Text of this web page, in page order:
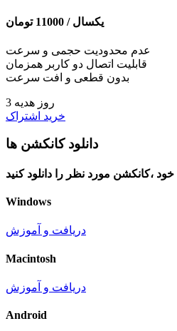
یکسال / 11000 تومان
عدم محدودیت حجمی و سرعت
قابلیت اتصال دو کاربر همزمان
بدون قطعی و افت سرعت
3 روز هدیه
خرید اشتراک
دانلود کانکشن ها
Windows
دریافت و آموزش
Macintosh
دریافت و آموزش
Android